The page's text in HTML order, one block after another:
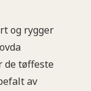
og rygger
de tøffeste
av